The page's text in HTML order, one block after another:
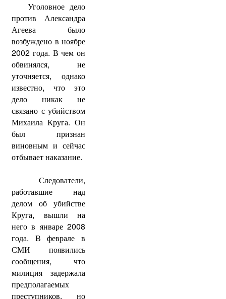
Уголовное дело
против Александра
Агеева было
возбуждено в ноябре
2002 года. В чем он
обвинялся, не
уточняется, однако
известно, что это
дело никак не
связано с убийством
Михаила Круга. Он
был признан
виновным и сейчас
отбывает наказание.
Следователи,
работавшие над
делом об убийстве
Круга, вышли на
него в январе 2008
года. В феврале в
СМИ появились
сообщения, что
милиция задержала
предполагаемых
преступников, но